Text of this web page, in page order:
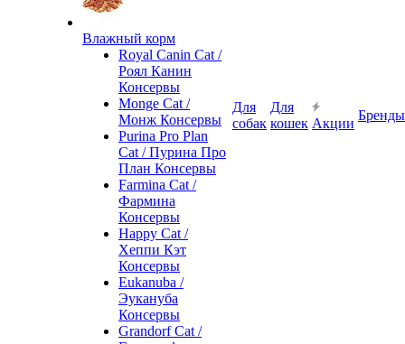
Влажный корм
Royal Canin Cat /
Роял Канин
Консервы
Monge Cat /
Монж Консервы
Purina Pro Plan
Cat / Пурина Про
План Консервы
Farmina Cat /
Фармина
Консервы
Happy Cat /
Хеппи Кэт
Консервы
Eukanuba /
Эукануба
Консервы
Grandorf Cat /
Для
собак
Для
кошек Акции
Бренды